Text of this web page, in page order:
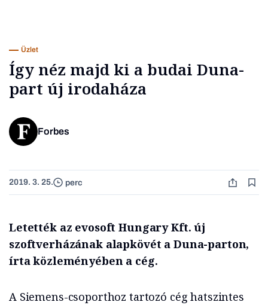
Üzlet
Így néz majd ki a budai Duna-
part új irodaháza
Forbes
2019. 3. 25. perc
Letették az evosoft Hungary Kft. új
szoftverházának alapkövét a Duna-parton,
írta közleményében a cég.
A Siemens-csoporthoz tartozó cég hatszintes